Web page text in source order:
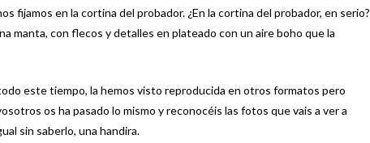
fijamos en la cortina del probador. ¿En la cortina del probador, en serio?
manta, con flecos y detalles en plateado con un aire boho que la
este tiempo, la hemos visto reproducida en otros formatos pero
os ha pasado lo mismo y reconocéis las fotos que vais a ver a
sin saberlo, una handira.